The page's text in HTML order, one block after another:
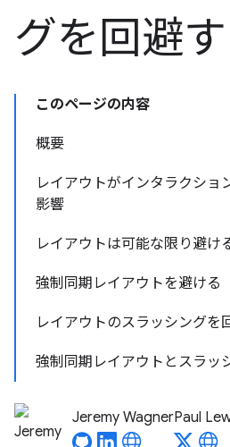
グを回避
このページの内容
概要
レイアウトがインタラクショ
影響
レイアウトは可能な限り避け
強制同期レイアウトを避ける
レイアウトのスラッシングを
強制同期レイアウトとスラッ
Jeremy WagnerPaul